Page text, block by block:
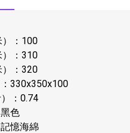
：100
：310
：320
330x350x100
：0.74
色
憶海綿